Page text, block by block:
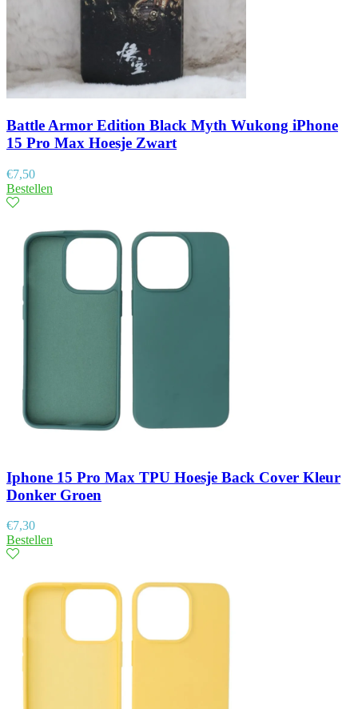
Battle Armor Edition Black Myth Wukong iPhone
15 Pro Max Hoesje Zwart
€7,50
Bestellen
Iphone 15 Pro Max TPU Hoesje Back Cover Kleur
Donker Groen
€7,30
Bestellen